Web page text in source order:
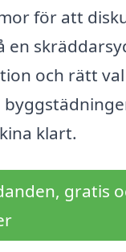
för att
en
och rätt
klart.
gratis